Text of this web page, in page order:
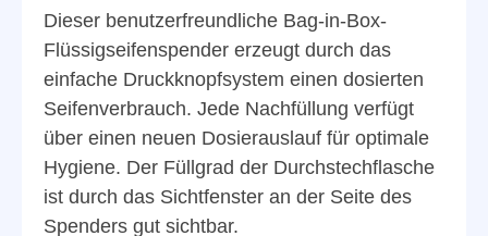
Dieser benutzerfreundliche Bag-in-Box-
Flüssigseifenspender erzeugt durch das
einfache Druckknopfsystem einen dosierten
Seifenverbrauch. Jede Nachfüllung verfügt
über einen neuen Dosierauslauf für optimale
Hygiene. Der Füllgrad der Durchstechflasche
ist durch das Sichtfenster an der Seite des
Spenders gut sichtbar.